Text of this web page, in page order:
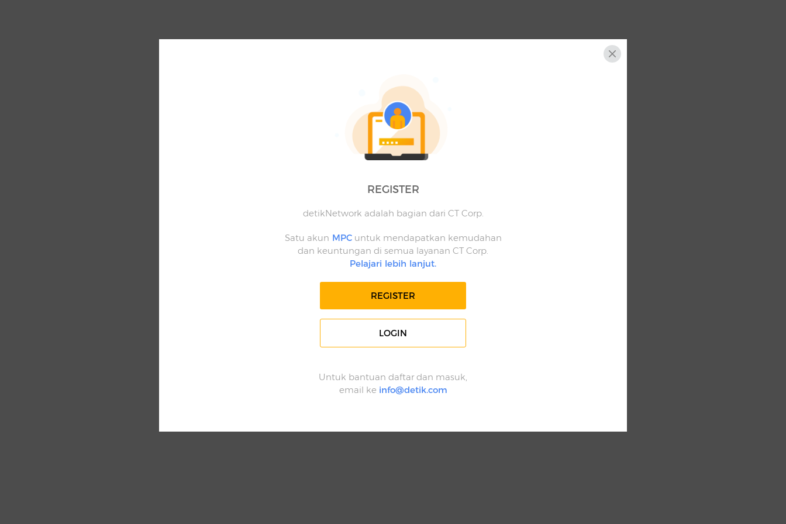
REGISTER
detikNetwork adalah bagian dari CT Corp.
Satu akun MPCuntuk mendapatkan kemudahan
dan keuntungan di semua layanan CT Corp.
Pelajari lebih lanjut.
REGISTER
LOGIN
Untuk bantuan daftar dan masuk,
email ke info@detik.com